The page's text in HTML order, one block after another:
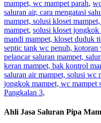
mampet, wc mampet parah,
saluran air, cara mengatasi
mampet, solusi kloset
mampet, solusi kloset jongkok
mandi mampet, kloset duduk
septic tank wc penuh, kotoran
pelancar saluran mampet,
keran mampet, bak kontrol
saluran air mampet, solusi wc
jongkok mampet, wc mampet
Pangkalan 3,
Ahli Jasa Saluran Pipa